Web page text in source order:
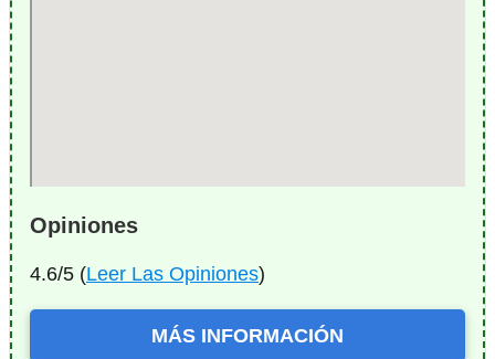
Opiniones
4.6/5 (Leer Las Opiniones)
MÁS INFORMACIÓN